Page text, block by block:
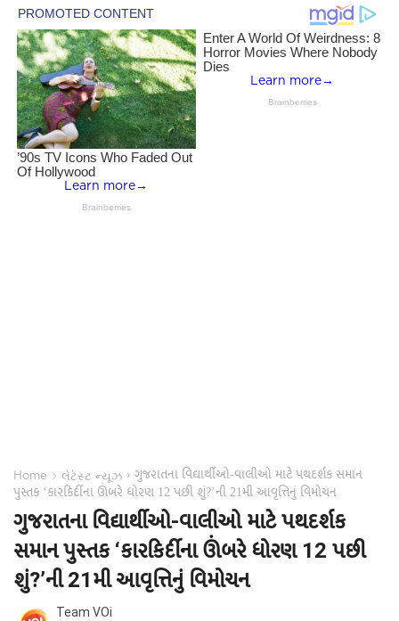
Home › લેટેસ્ટ ન્યૂઝ › ગુજરાતના વિદ્યાર્થીઓ-વાલીઓ માટે પથદર્શક સમાન
પુસ્તક ‘કારકિર્દીના ઊંબરે ધોરણ 12 પછી શું?’ની 21મી આવૃત્તિનું વિમોચન
ગુજરાતના વિદ્યાર્થીઓ-વાલીઓ માટે પથદર્શક
સમાન પુસ્તક ‘કારકિર્દીના ઊંબરે ધોરણ 12 પછી
શું?’ની 21મી આવૃત્તિનું વિમોચન
Team VOi